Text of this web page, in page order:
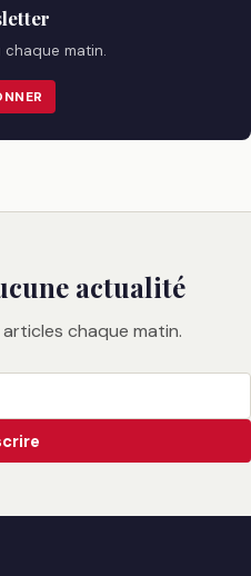
chaque matin.
actualité
chaque matin.